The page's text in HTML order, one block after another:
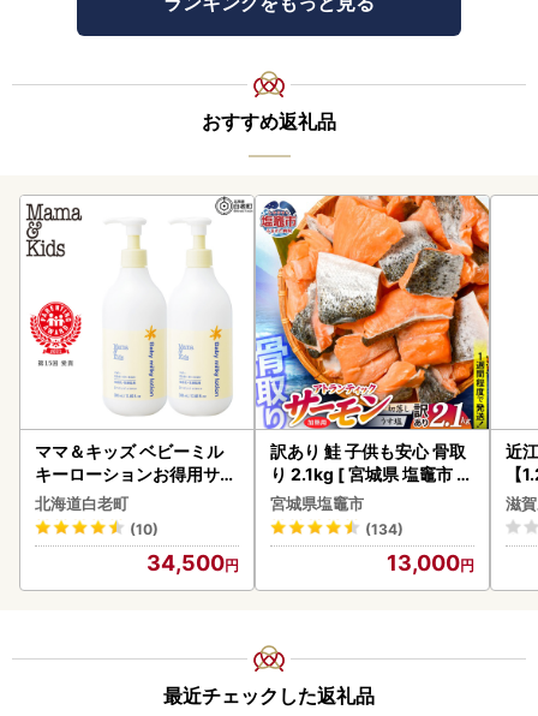
おすすめ返礼品
ママ＆キッズ ベビーミル
キーローションお得用サイ
ズ 380ml 2本セット CH21
0
北海道白老町
(10)
34,500
訳あり 鮭 子供も安心 骨取
り 2.1kg [ 宮城県 塩竈市 ]
鮭
宮城県塩竈市
(134)
13,000
近
【
】
滋
最近チェックした返礼品